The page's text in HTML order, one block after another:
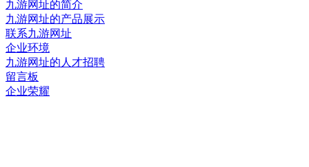
九游网址的简介
九游网址的产品展示
联系九游网址
企业环境
九游网址的人才招聘
留言板
企业荣耀